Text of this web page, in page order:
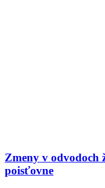
Zmeny v odvodoch
poisťovne